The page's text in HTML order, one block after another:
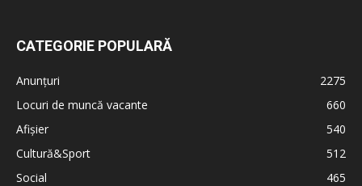
CATEGORIE POPULARĂ
Anunțuri
2275
Locuri de muncă vacante
660
Afișier
540
Cultură&Sport
512
Social
465